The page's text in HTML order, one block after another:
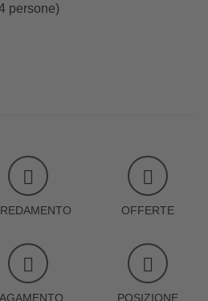
persone)
OFFERTE
POSIZIONE